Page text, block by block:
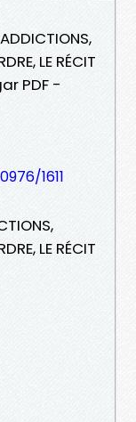
LE RÉCIT
PDF -
1611
LE RÉCIT